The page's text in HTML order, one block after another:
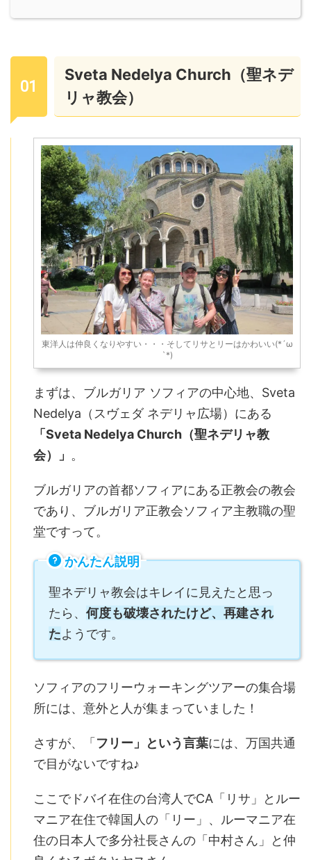
Sveta Nedelya Church（聖ネデ
リャ教会）
東洋人は仲良くなりやすい・・・そしてリサとリーはかわいい(*´ω
`*)
まずは、ブルガリア ソフィアの中心地、Sveta
Nedelya（スヴェダ ネデリャ広場）にある
「Sveta Nedelya Church（聖ネデリャ教
会）」 。
ブルガリアの首都ソフィアにある正教会の教会
であり、ブルガリア正教会ソフィア主教職の聖
堂ですって。
かんたん説明
聖ネデリャ教会はキレイに見えたと思っ
たら、 何度も破壊されたけど、再建され
たようです。
ソフィアのフリーウォーキングツアーの集合場
所には、意外と人が集まっていました！
さすが、「 フリー」という言葉には、万国共通
で目がないですね♪
ここでドバイ在住の台湾人でCA「リサ」とルー
マニア在住で韓国人の「リー」、ルーマニア在
住の日本人で多分社長さんの「中村さん」と仲